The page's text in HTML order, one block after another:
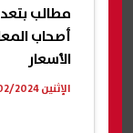
مطالب
الأسعار
الإثنين 12/02/2024 06:05 م